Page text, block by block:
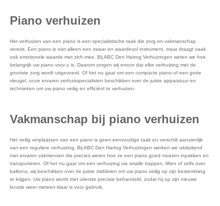
Piano verhuizen
Het verhuizen van een piano is een specialistische taak die zorg en vakmanschap
vereist. Een piano is niet alleen een zwaar en waardevol instrument, maar draagt vaak
ook emotionele waarde met zich mee. Bij ABC Den Hartog Verhuizingen weten we hoe
belangrijk uw piano voor u is. Daarom zorgen wij ervoor dat elke verhuizing met de
grootste zorg wordt uitgevoerd. Of het nu gaat om een compacte piano of een grote
vleugel, onze ervaren verhuisspecialisten beschikken over de juiste apparatuur en
technieken om uw piano veilig en efficiënt te verhuizen.
Vakmanschap bij piano verhuizen
Het veilig verplaatsen van een piano is geen eenvoudige taak en verschilt aanzienlijk
van een reguliere verhuizing. Bij ABC Den Hartog Verhuizingen werken we uitsluitend
met ervaren vakmensen die precies weten hoe ze een piano goed moeten inpakken en
transporteren. Of het nu gaat om een verhuizing via smalle trappen, liften of zelfs over
balkons, wij beschikken over de juiste middelen om uw piano veilig op zijn bestemming
te krijgen. Uw piano wordt met uiterste precisie behandeld, zodat hij op zijn nieuwe
locatie weer meteen klaar is voor gebruik.